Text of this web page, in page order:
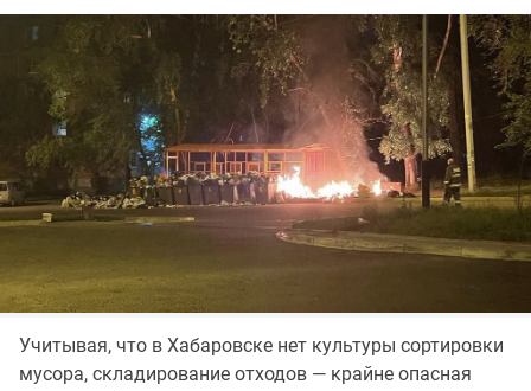
Учитывая, что в Хабаровске нет культуры сортировки
мусора, складирование отходов — крайне опасная